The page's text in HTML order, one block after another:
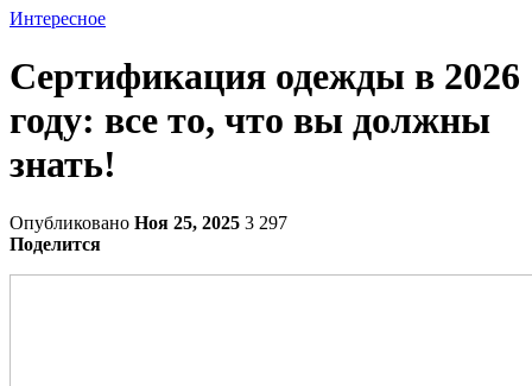
Интересное
Сертификация одежды в 2026
году: все то, что вы должны
знать!
Опубликовано Ноя 25, 2025 3 297
Поделится